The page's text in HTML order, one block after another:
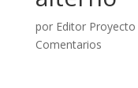
por Editor Proyecto
Comentarios